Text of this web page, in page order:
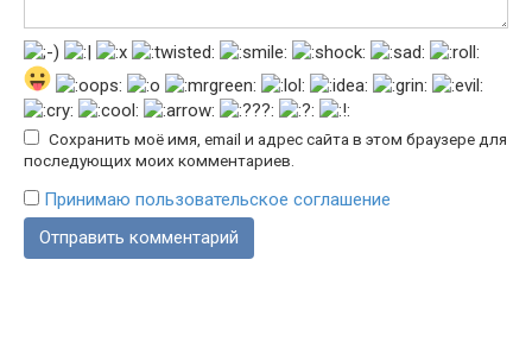
Сохранить моё имя, email и адрес сайта в этом браузере для
последующих моих комментариев.
Принимаю пользовательское соглашение